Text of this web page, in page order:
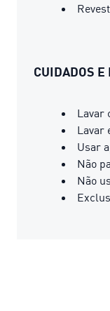
CUIDADOS E
Lavar
Lavar
Usar
Não
Não